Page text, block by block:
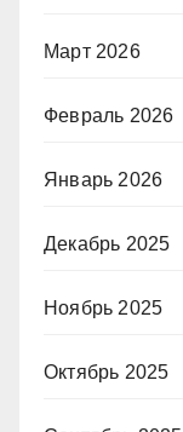
Март 2026
Февраль 2026
Январь 2026
Декабрь 2025
Ноябрь 2025
Октябрь 2025